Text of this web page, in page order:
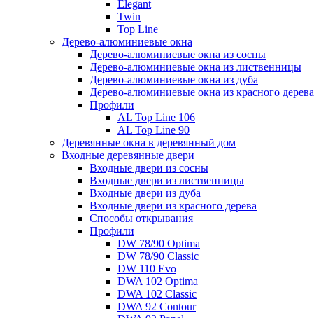
Elegant
Twin
Top Line
Дерево-алюминиевые окна
Дерево-алюминиевые окна из сосны
Дерево-алюминиевые окна из лиственницы
Дерево-алюминиевые окна из дуба
Дерево-алюминиевые окна из красного дерева
Профили
AL Top Line 106
AL Top Line 90
Деревянные окна в деревянный дом
Входные деревянные двери
Входные двери из сосны
Входные двери из лиственницы
Входные двери из дуба
Входные двери из красного дерева
Способы открывания
Профили
DW 78/90 Optima
DW 78/90 Classic
DW 110 Evo
DWA 102 Optima
DWA 102 Classic
DWA 92 Contour